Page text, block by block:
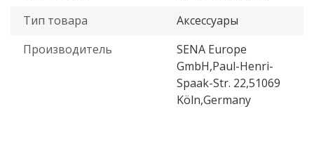
Тип товара
Аксессуары
Производитель
SENA Europe
GmbH,Paul-Henri-
Spaak-Str. 22,51069
Köln,Germany